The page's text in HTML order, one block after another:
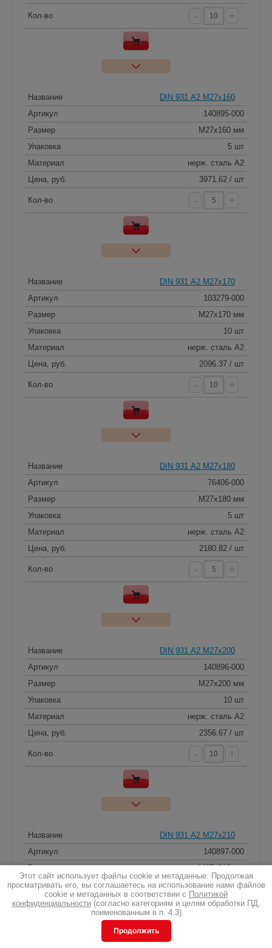
Кол-во
Название
DIN 931 А2 M27x160
Артикул
140895-000
Размер
M27x160 мм
Упаковка
5 шт
Материал
нерж. сталь A2
Цена, руб.
3971.62 / шт
Кол-во
Название
DIN 931 А2 M27x170
Артикул
103279-000
Размер
M27x170 мм
Упаковка
10 шт
Материал
нерж. сталь A2
Цена, руб.
2096.37 / шт
Кол-во
Название
DIN 931 А2 M27x180
Артикул
76406-000
Размер
M27x180 мм
Упаковка
5 шт
Материал
нерж. сталь A2
Цена, руб.
2180.82 / шт
Кол-во
Название
DIN 931 А2 M27x200
Артикул
140896-000
Размер
M27x200 мм
Упаковка
10 шт
Материал
нерж. сталь A2
Цена, руб.
2356.67 / шт
Кол-во
Название
DIN 931 А2 M27x210
Артикул
140897-000
Размер
M27x210 мм
Упаковка
10 шт
Материал
нерж. сталь A2
Этот сайт использует файлы cookie и метаданные. Продолжая
просматривать его, вы соглашаетесь на использование нами файлов
cookie и метаданных в соответствии с Политикой
конфиденциальности(согласно категориям и целям обработки ПД,
поименованным в п. 4.3)
Продолжить